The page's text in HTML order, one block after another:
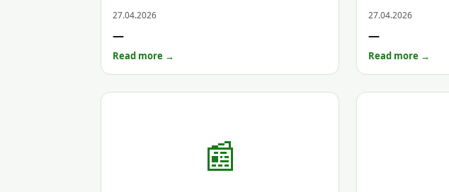
27.04.2026
—
Read more →
27.04.2026
—
Read more →
📰